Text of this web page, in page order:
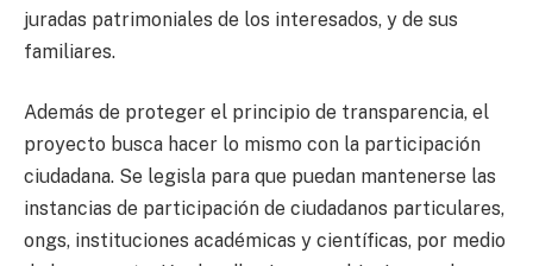
juradas patrimoniales de los interesados, y de sus
familiares.
Además de proteger el principio de transparencia, el
proyecto busca hacer lo mismo con la participación
ciudadana. Se legisla para que puedan mantenerse las
instancias de participación de ciudadanos particulares,
ongs, instituciones académicas y científicas, por medio